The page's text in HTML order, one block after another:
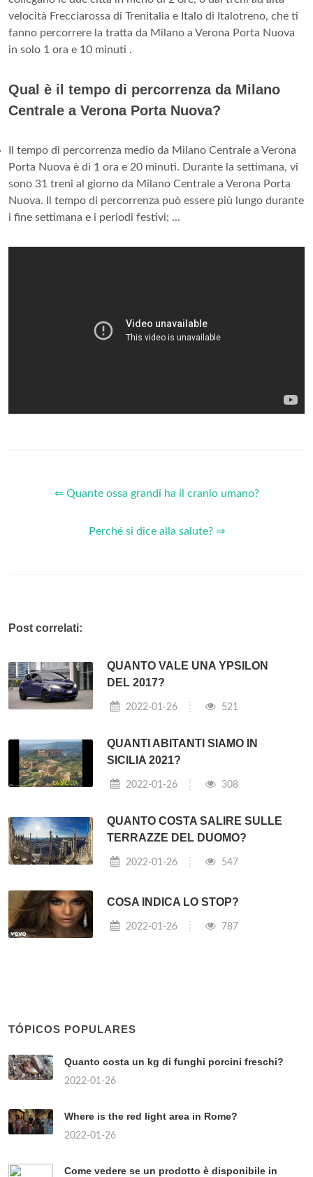
velocità Frecciarossa di Trenitalia e Italo di Italotreno, che ti
fanno percorrere la tratta da Milano a Verona Porta Nuova
in solo 1 ora e 10 minuti .
Qual è il tempo di percorrenza da Milano
Centrale a Verona Porta Nuova?
Il tempo di percorrenza medio da Milano Centrale a Verona
Porta Nuova è di 1 ora e 20 minuti. Durante la settimana, vi
sono 31 treni al giorno da Milano Centrale a Verona Porta
Nuova. Il tempo di percorrenza può essere più lungo durante
i fine settimana e i periodi festivi; ...
⇐ Quante ossa grandi ha il cranio umano?
Perché si dice alla salute? ⇒
Post correlati:
QUANTO VALE UNA YPSILON
DEL 2017?
2022-01-26 521
QUANTI ABITANTI SIAMO IN
SICILIA 2021?
2022-01-26 308
QUANTO COSTA SALIRE SULLE
TERRAZZE DEL DUOMO?
2022-01-26 547
COSA INDICA LO STOP?
2022-01-26 787
TÓPICOS POPULARES
Quanto costa un kg di funghi porcini freschi?
2022-01-26
Where is the red light area in Rome?
2022-01-26
Come vedere se un prodotto è disponibile in